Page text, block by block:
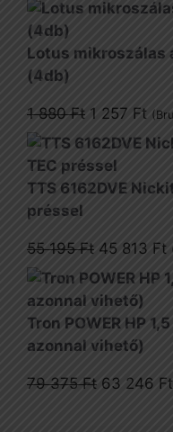
Lotus mikroszálas
(4db)
1 880Ft Original
price
was:
1
1 257 Ft
TTS 6162DVE
préssel
55 195Ft Original
price
was:
55
195 Ft.
45 813 Ft
is:
Tron POWER HP
azonnal vihető)
79 375Ft Original
63 246 Ft